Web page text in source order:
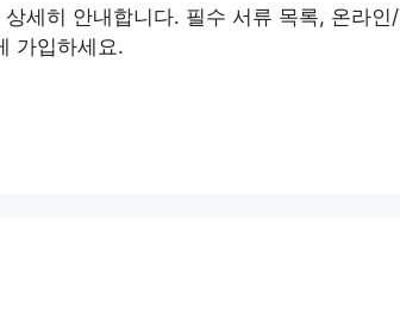
세히 안내합니다. 필수 서류 목록, 온라인/
가입하세요.